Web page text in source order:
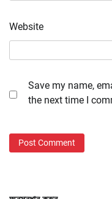
Website
Save my name,
the next time I